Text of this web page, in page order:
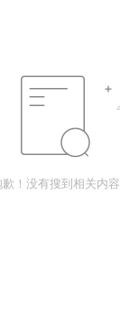
歉！没有搜到相关内容